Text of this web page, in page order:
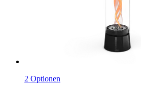
2 Optionen